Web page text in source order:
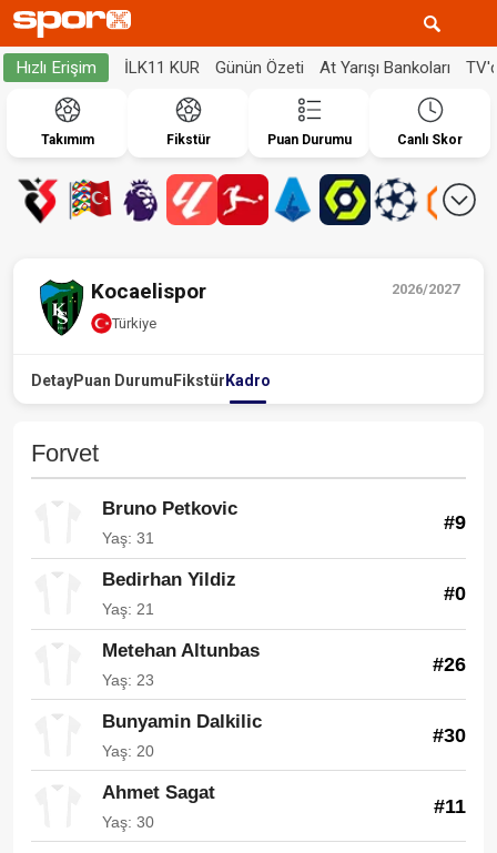
Hızlı Erişim İLK11 KUR Günün Özeti At Yarışı Bankoları
Takımım Fikstür Puan Durumu Canlı Skor
2026/2027
Kocaelispor
Türkiye
DetayPuan Durumu Fikstür Kadro
Forvet
Bruno Petkovic
Yaş: 31
#9
Bedirhan Yildiz
Yaş: 21
#0
Metehan Altunbas
Yaş: 23
#26
Bunyamin Dalkilic
Yaş: 20
#30
Ahmet Sagat
Yaş: 30
#11